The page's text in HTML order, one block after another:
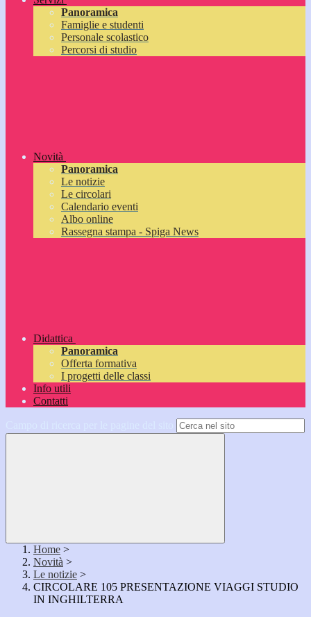
Panoramica
Famiglie e studenti
Personale scolastico
Percorsi di studio
Novità
Panoramica
Le notizie
Le circolari
Calendario eventi
Albo online
Rassegna stampa - Spiga News
Didattica
Panoramica
Offerta formativa
I progetti delle classi
Info utili
Contatti
Home >
Novità >
Le notizie >
CIRCOLARE 105 PRESENTAZIONE VIAGGI STUDIO
IN INGHILTERRA